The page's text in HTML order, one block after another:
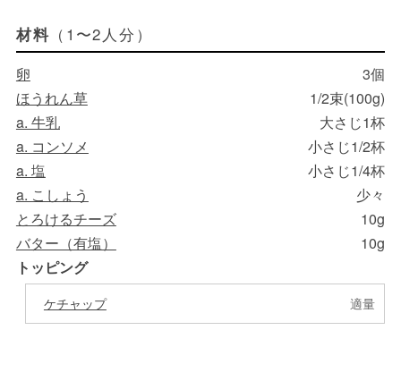
材料 （1〜2人分）
卵
3個
ほうれん草
1/2束(100g)
a. 牛乳
大さじ1杯
a. コンソメ
小さじ1/2杯
a. 塩
小さじ1/4杯
a. こしょう
少々
とろけるチーズ
10g
バター（有塩）
10g
トッピング
ケチャップ 適量